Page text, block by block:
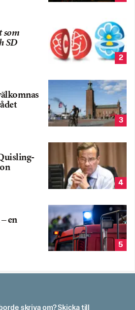
som
SD
2
3
4
en
5
skriva om? Skicka till